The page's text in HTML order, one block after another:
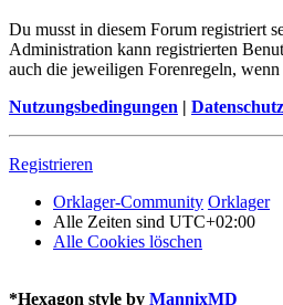
Du musst in diesem Forum registriert
Administration kann registrierten
auch die jeweiligen Forenregeln,
Nutzungsbedingungen |
Registrieren
Orklager-Community Orklager
Alle Zeiten sind UTC+02:00
Alle Cookies löschen
*Hexagon style by MannixMD